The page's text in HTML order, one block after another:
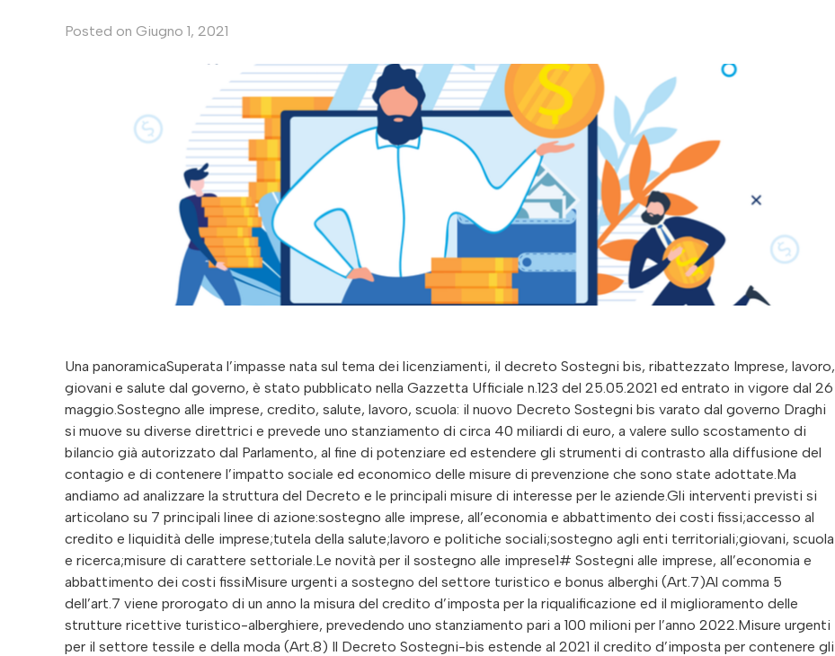
Posted on Giugno 1, 2021
Una panoramicaSuperata l’impasse nata sul tema dei licenziamenti, il decreto Sostegni bis, ribattezzato Imprese, lavoro, giovani e salute dal governo, è stato pubblicato nella Gazzetta Ufficiale n.123 del 25.05.2021 ed entrato in vigore dal 26 maggio.Sostegno alle imprese, credito, salute, lavoro, scuola: il nuovo Decreto Sostegni bis varato dal governo Draghi si muove su diverse direttrici e prevede uno stanziamento di circa 40 miliardi di euro, a valere sullo scostamento di bilancio già autorizzato dal Parlamento, al fine di potenziare ed estendere gli strumenti di contrasto alla diffusione del contagio e di contenere l’impatto sociale ed economico delle misure di prevenzione che sono state adottate.Ma andiamo ad analizzare la struttura del Decreto e le principali misure di interesse per le aziende.Gli interventi previsti si articolano su 7 principali linee di azione:sostegno alle imprese, all’economia e abbattimento dei costi fissi;accesso al credito e liquidità delle imprese;tutela della salute;lavoro e politiche sociali;sostegno agli enti territoriali;giovani, scuola e ricerca;misure di carattere settoriale.Le novità per il sostegno alle imprese1# Sostegni alle imprese, all’economia e abbattimento dei costi fissiMisure urgenti a sostegno del settore turistico e bonus alberghi (Art.7)Al comma 5 dell’art.7 viene prorogato di un anno la misura del credito d’imposta per la riqualificazione ed il miglioramento delle strutture ricettive turistico-alberghiere, prevedendo uno stanziamento pari a 100 milioni per l’anno 2022.Misure urgenti per il settore tessile e della moda (Art.8) Il Decreto Sostegni-bis estende al 2021 il credito d’imposta per contenere gli effetti negativi sulle rimanenze finali di magazzino nel settore tessile, della moda e degli accessori, introdotto dal Decreto Rilancio (art. 48 bis) e aumenta il limite di spesa della misura di 50 milioni per il 2021 (che passa da 45 a 95 milioni) e di 150 milioni per il 2022.Ricordiamo che il credito d’imposta è pari al 30% del valore delle rimanenze finali eccedente la media del triennio antecedente a quello di spettanza del beneficio ed è applicabile, previa comunicazione all’agenzia delle Entrate e fino ad esaurimento delle risorse messe a disposizione dallo Stato, sia in relazione al periodo di imposta 2020 che al 2021.Misure di sostegno al settore sportivo (Art.10)Con l’art.10 del Dl Sostegni viene prorogato a tutto il 2021, per un importo complessivo pari a 90 milioni di euro, il credito di imposta per le sponsorizzazioni di cui all’articolo 81 del decreto-legge 14 agosto 2020, n. 104. La misura prevede la concessione di un contributo, sotto forma di credito d’imposta, pari al 50% degli investimenti in campagne pubblicitarie, incluse le sponsorizzazioni, nei confronti di leghe che organizzano campionati nazionali a squadre nell’ambito delle discipline olimpiche ovvero società sportive professionistiche e società ed associazioni sportive dilettantistiche iscritte al registro CONI operanti in discipline ammesse ai Giochi Olimpici e che svolgono attività sportiva giovanileMisure urgenti di sostegno all’internazionalizzazione (Art.11)Il Decreto Sostegni Bis all’art. 11 stabilisce il rifinanziamento del fondo rotativo 394/81 in gestione a Simest per 1,2 miliardi di euro ed incrementa di 400 milioni la dotazione del fondo di Promozione Integrata dedicato alla componente del contributo a fondo perduto.Si segnala che le operazioni di patrimonializzazione saranno escluse dal cofinanziamento a fondo perduto. Per tutti gli altri strumenti a valere sul fondo 394/81 rimane la componente del fondo perduto, seppur in misura ridotta: – Fino al limite del 25% entro dicembre 2021, in regime di Temporary Framework;- Fino al limite del 10% da gennaio 2022Per maggiori informazioni su Decreto Sostegni bis, approvato il pacchetto di incentivi da 40 miliardi per famiglie e imprese, contattaci.contattaci2# Misure per l’accesso al credito e la liquidità delle impreseModifiche alla disciplina del credito d’imposta per beni strumentali nuovi (Art.20)L’art. 20 del DL “Sostegni-bis” introduce il nuovo comma 1059-bis, in base al quale “per gli investimenti in beni strumentali materiali diversi da quelli indicati nell’allegato A annesso alla legge 11 dicembre 2016, n. 232, effettuati a decorrere dal 16 novembre 2020 e fino al 31 dicembre 2021, il credito d’imposta spettante ai sensi del comma 1054 ai soggetti con un volume di ricavi o compensi non inferiori a 5 milioni di euro è utilizzabile in compensazione in un’unica quota annuale”.Pertanto il credito d’imposta può essere utilizzato in un’unica soluzione anche dai soggetti con ricavi uguali o superiori a 5 milioni di euro, per gli investimenti in beni strumentali materiali “ordinari” effettuati nel periodo 16 novembre 2020-31 dicembre 2021.Estensione del limite annuo dei crediti compensabili o rimborsabili ai soggetti intestatari di conto fiscale per l’anno 2021 (Art.22).Con uno stanziamento di 1,6 miliardi, viene accresciuto a 2 milioni di euro il limite annuo dei crediti d’imposta compensabili o rimborsabili, per l’anno 2021, mediante modello F24, per favorire lo smobilizzo dei crediti tributari e contributivi.3# Incentivi per la tutela della saluteDisposizioni in materia di ricerca e sviluppo di vaccini e farmaci (Art.31)Alle imprese che effettuano attività di R&S per farmaci innovativi, inclusi i vaccini, spetta un credito d’imposta nella misura del 20% dei costi sostenuti dal 1° giugno 2021 al 31 dicembre 2030, fino ad un importo massimo di euro 20 milioni annui per ciascun beneficiario. Al beneficio, che costituisce un Aiuto di Stato in regime di esenzione, è dedicata una dotazione di 787,3 milioni di euro. Sono considerati ammissibili, tutti i costi sostenuti per ricerca fondamentale, ricerca industriale, sviluppo sperimentale e studi di fattibilità necessari per il progetto, come indicati dall’articolo 25 del regolamento (UE) n. 651/2014 della Commissione, ad esclusione dei costi relativi agli immobili e ai terreni. Il credito d’imposta non è cumulabile, in relazione ai medesimi costi ammissibili, con altri incentivi sotto forma di credito d’imposta per le attività di R&S. Il credito d’imposta spetta anche alle imprese residenti (o alle stabili organizzazioni nel territorio dello Stato di soggetti non residenti) che eseguono le attività di R&S in Italia, in qualità di commissionari, nel caso di contratti stipulati con imprese straniere residenti o localizzate in altri Stati membri dell’Unione europea, negli Stati aderenti all’accordo sullo Spazio economico europeo ovvero in Stati compresi nell’elenco di cui al decreto del Ministro delle finanze 4 settembre 1996. Il credito d’imposta è utilizzabile in tre quote annuali di pari importo, a decorrere dall’anno successivo a quello di maturazione. Credito d’imposta per la sanificazione e l’acquisto di dispositivi di protezione (Art.32)L’art. 32 del Sostegni bis prevede un credito d’imposta in misura pari al 30% delle spese sostenute nei mesi di giugno, luglio ed agosto 2021 per la sanificazione degli ambienti e degli strumenti utilizzati e per l’acquisto di dispositivi di protezione individuale e di altri dispositivi atti a garantire la salute dei lavoratori e degli utenti, comprese le spese per la somministrazione di tamponi per Covid-19.Il credito d’imposta in questione spetta fino ad un massimo di 60.000 euro per ciascun beneficiario, nel limite complessivo di 200 milioni di euro per l’anno 2021. L’agevolazione è riconosciuta ai soggetti esercenti attività d’impresa, arti e professioni, agli enti non commerciali, compresi gli enti del Terzo settore e gli enti religiosi civilmente riconosciuti. Ammesse anche le strutture ricettive extra-alberghiere a carattere non imprenditoriale a condizione che siano in possesso del codice identificativo di cui all’art. 13-quater, comma 4, del D.L. 34/2019 (decreto Crescita), come bed and breakfast.4 # Misure per il mondo della cultura2# Misure per l’accesso al credito e la liquidità delle impreseModifiche alla disciplina del credito d’imposta per beni strumentali nuovi (Art.20)L’art. 20 del DL “Sostegni-bis” introduce il nuovo comma 1059-bis, in base al quale “per gli investimenti in beni strumentali materiali diversi da quelli indicati nell’allegato A annesso alla legge 11 dicembre 2016, n. 232, effettuati a decorrere dal 16 novembre 2020 e fino al 31 dicembre 2021, il credito d’imposta spettante ai sensi del comma 1054 ai soggetti con un volume di ricavi o compensi non inferiori a 5 milioni di euro è utilizzabile in compensazione in un’unica quota annuale”.Pertanto il credito d’imposta può essere utilizzato in un’unica soluzione anche dai soggetti con ricavi uguali o superiori a 5 milioni di euro, per gli investimenti in beni strumentali materiali “ordinari” effettuati nel periodo 16 novembre 2020-31 dicembre 2021.Estensione del limite annuo dei crediti compensabili o rimborsabili ai soggetti intestatari di conto fiscale per l’anno 2021 (Art.22).Con uno stanziamento di 1,6 miliardi, viene accresciuto a 2 milioni di euro il limite annuo dei crediti d’imposta compensabili o rimborsabili, per l’anno 2021, mediante modello F24, per favorire lo smobilizzo dei crediti tributari e contributivi.3# Incentivi per la tutela della saluteDisposizioni in materia di ricerca e sviluppo di vaccini e farmaci (Art.31)Alle imprese che effettuano attività di R&S per farmaci innovativi, inclusi i vaccini, spetta un credito d’imposta nella misura del 20% dei costi sostenuti dal 1° giugno 2021 al 31 dicembre 2030, fino ad un importo massimo di euro 20 milioni annui per ciascun beneficiario. Al beneficio, che costituisce un Aiuto di Stato in regime di esenzione, è dedicata una dotazione di 787,3 milioni di euro. Sono considerati ammissibili, tutti i costi sostenuti per ricerca fondamentale, ricerca industriale, sviluppo sperimentale e studi di fattibilità necessari per il progetto, come indicati dall’articolo 25 del regolamento (UE) n. 651/2014 della Commission